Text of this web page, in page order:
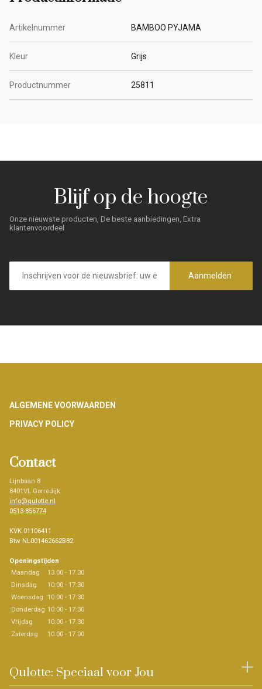
Artikelnummer BAMBOO PYJAMA
Kleur Grijs
Productnummer 25811
Blijf op de hoogte
Onze nieuwste producten, De beste aanbiedingen, Extra
klantenvoordeel
E-
mailadres
Aanmelden
Footer
ALGEMENE VOORWAARDEN
PRIVACY POLICY
Contact
Lijnbaan 8
8401VL Gorredijk
info@qulotte.nl
0513-856774
KVK 01106411
Btw NL001462662B82
Openingstijden
Maandag
13.00 - 17.30
Dinsdag
10:00 - 17:30
Woensdag 10:00 - 17:30
Donderdag 10:00 - 17:30
Vrijdag
10:00 - 17.30
Zaterdag
10.00 - 17.00
Qulotte: Speciaal voor Jou